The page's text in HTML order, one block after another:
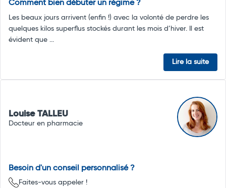
Comment bien débuter un régime ?
Les beaux jours arrivent (enfin !) avec la volonté de perdre les
quelques kilos superflus stockés durant les mois d’hiver. Il est
évident que ...
Lire la suite
Louise TALLEU
Docteur en pharmacie
Besoin d'un conseil personnalisé ?
Faites-vous appeler !